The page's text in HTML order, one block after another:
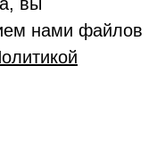
нами файлов